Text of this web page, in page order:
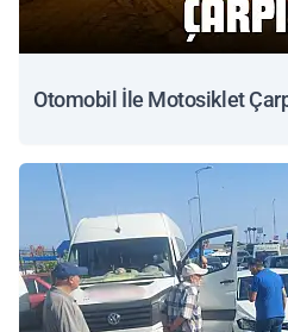
Otomobil İle Motosiklet